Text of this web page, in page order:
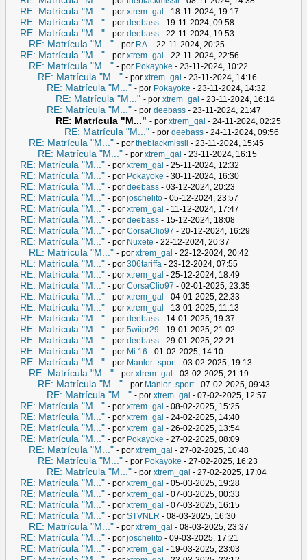
RE: Matrícula "M..." - por xtrem_gal - 18-11-2024, 19:17
RE: Matrícula "M..." - por deebass - 19-11-2024, 09:58
RE: Matrícula "M..." - por deebass - 22-11-2024, 19:53
RE: Matrícula "M..." - por RA. - 22-11-2024, 20:25
RE: Matrícula "M..." - por xtrem_gal - 22-11-2024, 22:56
RE: Matrícula "M..." - por Pokayoke - 23-11-2024, 10:22
RE: Matrícula "M..." - por xtrem_gal - 23-11-2024, 14:16
RE: Matrícula "M..." - por Pokayoke - 23-11-2024, 14:32
RE: Matrícula "M..." - por xtrem_gal - 23-11-2024, 16:14
RE: Matrícula "M..." - por deebass - 23-11-2024, 21:47
RE: Matrícula "M..." - por xtrem_gal - 24-11-2024, 02:25
RE: Matrícula "M..." - por deebass - 24-11-2024, 09:56
RE: Matrícula "M..." - por theblackmissil - 23-11-2024, 15:45
RE: Matrícula "M..." - por xtrem_gal - 23-11-2024, 16:15
RE: Matrícula "M..." - por xtrem_gal - 25-11-2024, 12:32
RE: Matrícula "M..." - por Pokayoke - 30-11-2024, 16:30
RE: Matrícula "M..." - por deebass - 03-12-2024, 20:23
RE: Matrícula "M..." - por joschelito - 05-12-2024, 23:57
RE: Matrícula "M..." - por xtrem_gal - 11-12-2024, 17:47
RE: Matrícula "M..." - por deebass - 15-12-2024, 18:08
RE: Matrícula "M..." - por CorsaClio97 - 20-12-2024, 16:29
RE: Matrícula "M..." - por Nuxete - 22-12-2024, 20:37
RE: Matrícula "M..." - por xtrem_gal - 22-12-2024, 20:42
RE: Matrícula "M..." - por 306tariffa - 23-12-2024, 07:55
RE: Matrícula "M..." - por xtrem_gal - 25-12-2024, 18:49
RE: Matrícula "M..." - por CorsaClio97 - 02-01-2025, 23:35
RE: Matrícula "M..." - por xtrem_gal - 04-01-2025, 22:33
RE: Matrícula "M..." - por xtrem_gal - 13-01-2025, 11:13
RE: Matrícula "M..." - por deebass - 14-01-2025, 19:37
RE: Matrícula "M..." - por 5wiipr29 - 19-01-2025, 21:02
RE: Matrícula "M..." - por deebass - 29-01-2025, 22:21
RE: Matrícula "M..." - por Mi 16 - 01-02-2025, 14:10
RE: Matrícula "M..." - por Manlor_sport- 03-02-2025, 19:13
RE: Matrícula "M..." - por xtrem_gal - 03-02-2025, 21:19
RE: Matrícula "M..." - por Manlor_sport- 07-02-2025, 09:43
RE: Matrícula "M..." - por xtrem_gal - 07-02-2025, 12:57
RE: Matrícula "M..." - por xtrem_gal - 08-02-2025, 15:25
RE: Matrícula "M..." - por xtrem_gal - 24-02-2025, 14:40
RE: Matrícula "M..." - por xtrem_gal - 26-02-2025, 13:54
RE: Matrícula "M..." - por Pokayoke - 27-02-2025, 08:09
RE: Matrícula "M..." - por xtrem_gal - 27-02-2025, 10:48
RE: Matrícula "M..." - por Pokayoke - 27-02-2025, 16:23
RE: Matrícula "M..." - por xtrem_gal - 27-02-2025, 17:04
RE: Matrícula "M..." - por xtrem_gal - 05-03-2025, 19:28
RE: Matrícula "M..." - por xtrem_gal - 07-03-2025, 00:33
RE: Matrícula "M..." - por xtrem_gal - 07-03-2025, 16:15
RE: Matrícula "M..." - por STVNLR - 08-03-2025, 16:30
RE: Matrícula "M..." - por xtrem_gal - 08-03-2025, 23:37
RE: Matrícula "M..." - por joschelito - 09-03-2025, 17:21
RE: Matrícula "M..." - por xtrem_gal - 19-03-2025, 23:03